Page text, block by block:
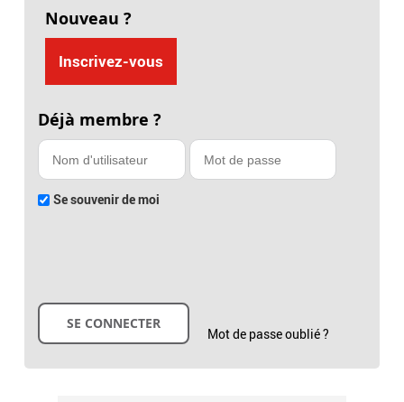
Nouveau ?
Inscrivez-vous
Déjà membre ?
Se souvenir de moi
Mot de passe oublié ?